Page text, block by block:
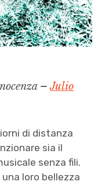
–Julio
di distanza
sia il
senza fili.
loro bellezza